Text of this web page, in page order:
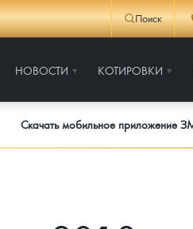
Поиск
НОВОСТИ КОТИРОВКИ
Скачать мобильное приложение